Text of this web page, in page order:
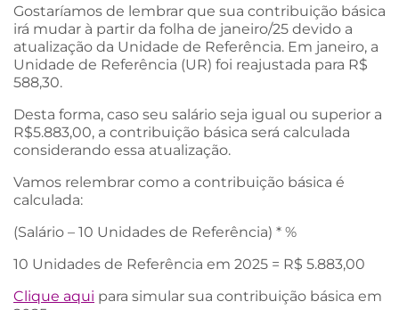
Gostaríamos de lembrar que sua contribuição básica
irá mudar à partir da folha de janeiro/25 devido a
atualização da Unidade de Referência. Em janeiro, a
Unidade de Referência (UR) foi reajustada para R$
588,30.
Desta forma, caso seu salário seja igual ou superior a
R$5.883,00, a contribuição básica será calculada
considerando essa atualização.
Vamos relembrar como a contribuição básica é
calculada:
(Salário – 10 Unidades de Referência) * %
10 Unidades de Referência em 2025 = R$ 5.883,00
Clique aqui para simular sua contribuição básica em